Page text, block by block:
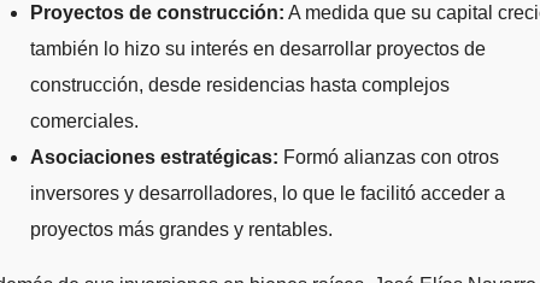
Proyectos de construcción: A medida que su capital
también lo hizo su interés en desarrollar proyectos de
construcción, desde residencias hasta complejos
comerciales.
Asociaciones estratégicas: Formó alianzas con otros
inversores y desarrolladores, lo que le facilitó acceder a
proyectos más grandes y rentables.